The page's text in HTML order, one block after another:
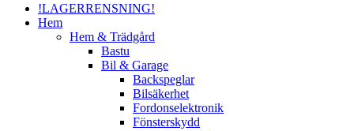
!LAGERRENSNING!
Hem
Hem & Trädgård
Bastu
Bil & Garage
Backspeglar
Bilsäkerhet
Fordonselektronik
Fönsterskydd